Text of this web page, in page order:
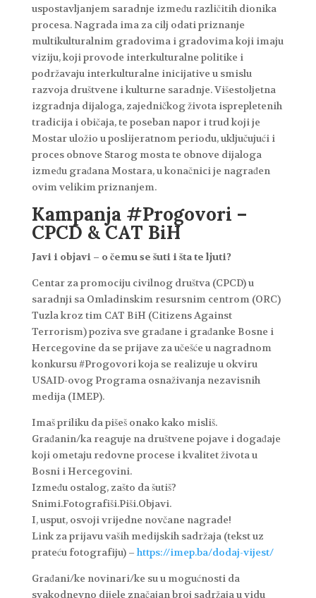
uspostavljanjem saradnje između različitih dionika
procesa. Nagrada ima za cilj odati priznanje
multikulturalnim gradovima i gradovima koji imaju
viziju, koji provode interkulturalne politike i
podržavaju interkulturalne inicijative u smislu
razvoja društvene i kulturne saradnje. Višestoljetna
izgradnja dijaloga, zajedničkog života isprepletenih
tradicija i običaja, te poseban napor i trud koji je
Mostar uložio u poslijeratnom periodu, uključujući i
proces obnove Starog mosta te obnove dijaloga
između građana Mostara, u konačnici je nagrađen
ovim velikim priznanjem.
Kampanja #Progovori –
CPCD & CAT BiH
Javi i objavi – o čemu se šuti i šta te ljuti?
Centar za promociju civilnog društva (CPCD) u
saradnji sa Omladinskim resursnim centrom (ORC)
Tuzla kroz tim CAT BiH (Citizens Against
Terrorism) poziva sve građane i građanke Bosne i
Hercegovine da se prijave za učešće u nagradnom
konkursu #Progovori koja se realizuje u okviru
USAID-ovog Programa osnaživanja nezavisnih
medija (IMEP).
Imaš priliku da pišeš onako kako misliš.
Građanin/ka reaguje na društvene pojave i događaje
koji ometaju redovne procese i kvalitet života u
Bosni i Hercegovini.
Između ostalog, zašto da šutiš?
Snimi.Fotografiši.Piši.Objavi.
I, usput, osvoji vrijedne novčane nagrade!
Link za prijavu vaših medijskih sadržaja (tekst uz
prateću fotografiju) –https://imep.ba/dodaj-vijest/
Građani/ke novinari/ke su u mogućnosti da
svakodnevno dijele značajan broj sadržaja u vidu